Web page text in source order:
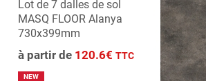
Lot de 7 dalles de sol
MASQ FLOOR Alanya
730x399mm
à partir de 120.6€ TTC
NEW